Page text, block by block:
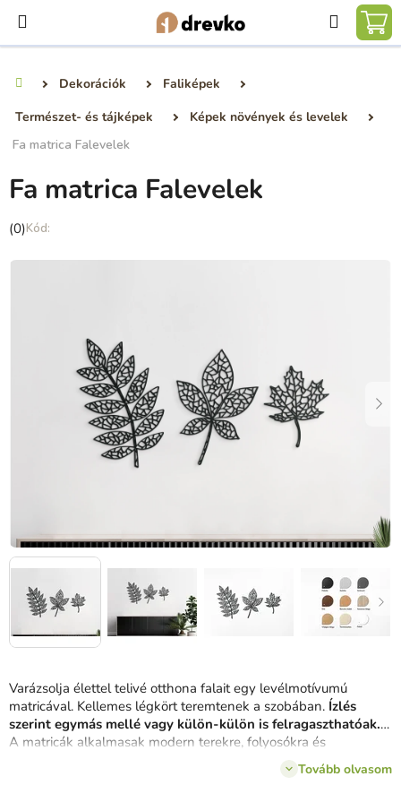
fő
Dekorációk
Faliképek
Természet- és tájképek
Képek növények és levelek
Fa matrica Falevelek
Varázsolja élettel telivé otthona falait egy levélmotívumú
matricával. Kellemes légkört teremtenek a szobában. Ízlés
szerint egymás mellé vagy külön-külön is felragaszthatóak.
A matricák alkalmasak modern terekre, folyosókra és
Tovább olvasom
Fa matrica Falevelek
A
átlagos
(0)